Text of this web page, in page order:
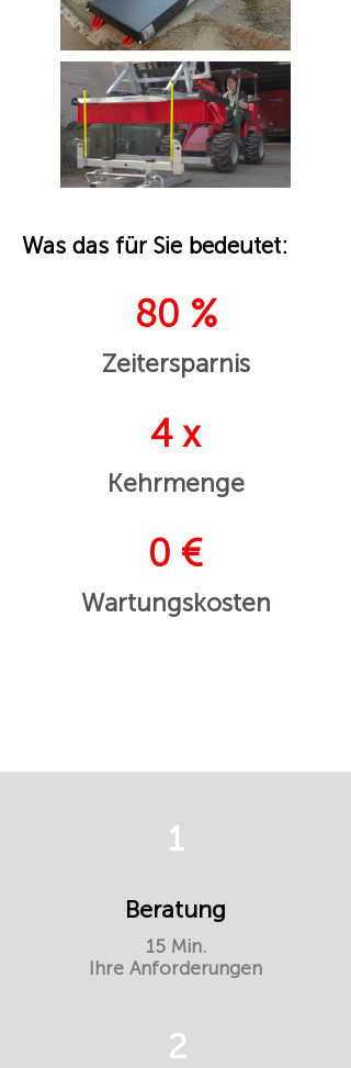
Was das für Sie bedeutet:
80 %
Zeitersparnis
4 x
Kehrmenge
0 €
Wartungskosten
1
Beratung
15 Min.
Ihre Anforderungen
2